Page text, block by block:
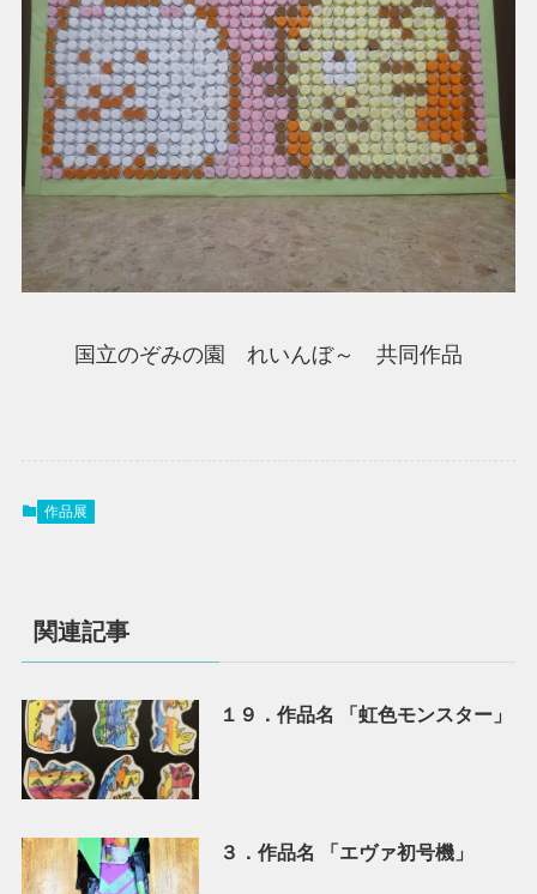
国立のぞみの園 れいんぼ～ 共同作品
作品展
関連記事
１９．作品名 「虹色モンスター」
３．作品名 「エヴァ初号機」